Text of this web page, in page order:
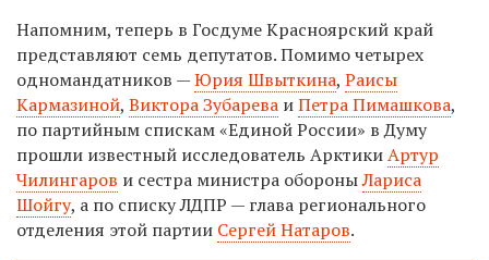
Напомним, теперь в Госдуме Красноярский край
представляют семь депутатов. Помимо четырех
одномандатников —Юрия Швыткина, Раисы
Кармазиной, Виктора Зубарева иПетра Пимашкова,
по партийным спискам «Единой России» в Думу
прошли известный исследователь АрктикиАртур
Чилингаров и сестра министра обороныЛариса
Шойгу, а по списку ЛДПР — глава регионального
отделения этой партии Сергей Натаров.